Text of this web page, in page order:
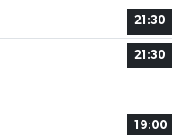
21:30
21:30
19:00